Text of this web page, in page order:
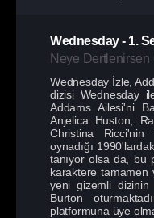
Wednesday- 1.
Neye Dertlenirsen
Wednesday İzle,
dizisi Wednesday
Addams Ailesi'ni
Anjelica Huston,
Christina Ricci'nin
oynadığı
tanıyor olsa da, bu
karaktere tamamen
yeni gizemli
Burton
platformuna üye